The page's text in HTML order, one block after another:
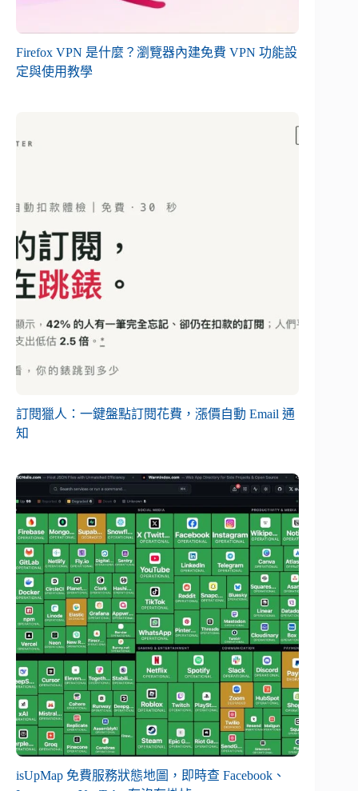
Firefox VPN 是什麼？瀏覽器內建免費 VPN 功能設
定與使用教學
訂閱獵人：一鍵盤點訂閱花費，漲價自動 Email 通
知
isUpMap 免費服務狀態地圖，即時查 Facebook、